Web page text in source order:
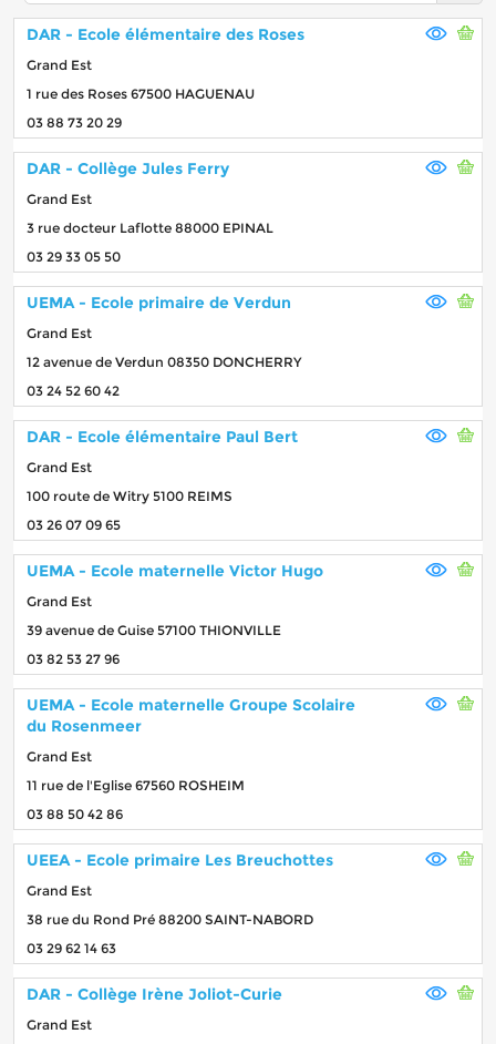
DAR - Ecole élémentaire des Roses
Grand Est
1 rue des Roses 67500 HAGUENAU
03 88 73 20 29
DAR - Collège Jules Ferry
Grand Est
3 rue docteur Laflotte 88000 EPINAL
03 29 33 05 50
UEMA - Ecole primaire de Verdun
Grand Est
12 avenue de Verdun 08350 DONCHERRY
03 24 52 60 42
DAR - Ecole élémentaire Paul Bert
Grand Est
100 route de Witry 5100 REIMS
03 26 07 09 65
UEMA - Ecole maternelle Victor Hugo
Grand Est
39 avenue de Guise 57100 THIONVILLE
03 82 53 27 96
UEMA - Ecole maternelle Groupe Scolaire
du Rosenmeer
Grand Est
11 rue de l'Eglise 67560 ROSHEIM
03 88 50 42 86
UEEA - Ecole primaire Les Breuchottes
Grand Est
38 rue du Rond Pré 88200 SAINT-NABORD
03 29 62 14 63
DAR - Collège Irène Joliot-Curie
Grand Est